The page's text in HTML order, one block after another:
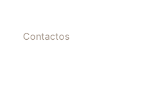
Contactos